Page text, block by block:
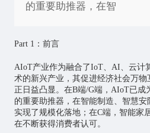
的重要助推器，在智
Part 1 ：前言
AIoT产业作为融合了IoT、AI、云计
术的新兴产业，其促进经济社会万
正日益凸显。在B端/G端，AIoT已成
的重要助推器，在智能制造、智慧
实现了规模化落地；在C端， 智能家
在不断获得消费者认可。